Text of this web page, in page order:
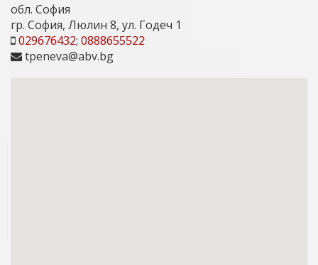
обл. София
гр. София, Люлин 8, ул. Годеч 1
029676432; 0888655522
tpeneva@abv.bg